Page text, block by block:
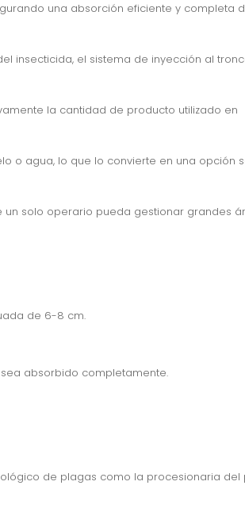
una absorción eficiente y completa
insecticida, el sistema de inyección al
la cantidad de producto utilizado en
o agua, lo que lo convierte en una opción
un solo operario pueda gestionar grandes
de 6-8 cm.
absorbido completamente.
de plagas como la procesionaria del